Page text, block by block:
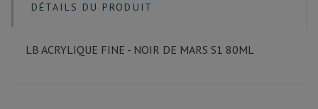
DÉTAILS DU PRODUIT
LB ACRYLIQUE FINE - NOIR DE MARS S1 80ML